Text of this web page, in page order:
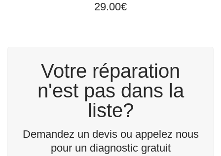
29.00€
Votre réparation
n'est pas dans la
liste?
Demandez un devis ou appelez nous
pour un diagnostic gratuit